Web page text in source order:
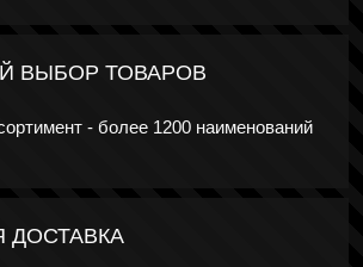
ВЫБОР ТОВАРОВ
- более 1200 наименований
ДОСТАВКА